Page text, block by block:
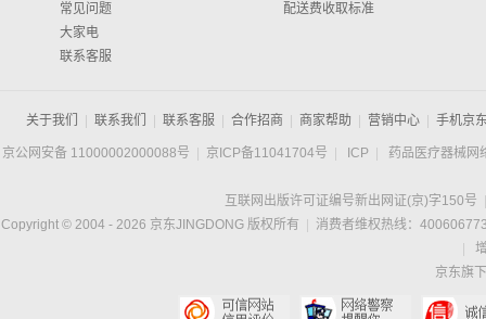
常见问题
大家电
联系客服
配送费收取标准
关于我们 联系我们 联系客服 合作招商 商家帮助 营销中心 手机京
京公网安备 11000002000088号 京ICP备11041704号 ICP 药品医疗器械网
互联网出版许可证编号新出网证(京)字150号
Copyright © 2004 - 2026 京东JINGDONG 版权所有
消费者维权热线：
京东旗